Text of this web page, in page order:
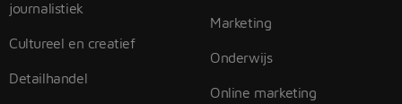
journalistiek
Cultureel en creatief
Detailhandel
Marketing
Onderwijs
Online marketing